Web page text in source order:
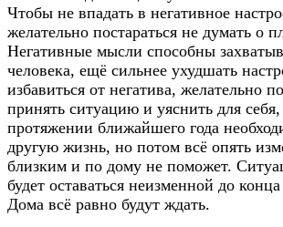
Чтобы не впадать в негативное
желательно постараться не думать о
Негативные мысли способны
человека, ещё сильнее ухудшать
избавиться от негатива, желательно
принять ситуацию и уяснить для
протяжении ближайшего года
другую жизнь, но потом всё опять
близким и по дому не поможет.
будет оставаться неизменной до
Дома всё равно будут ждать.